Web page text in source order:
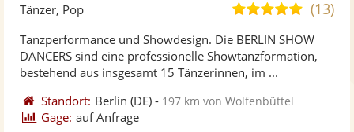
Fotos
5,0
5
Sternen
(13)
Tänzer, Pop
Tanzperformance und Showdesign. Die BERLIN SHOW
DANCERS sind eine professionelle Showtanzformation,
bestehend aus insgesamt 15 Tänzerinnen, im ...
Standort: Berlin (DE) - 197 km von Wolfenbüttel
Gage: auf Anfrage